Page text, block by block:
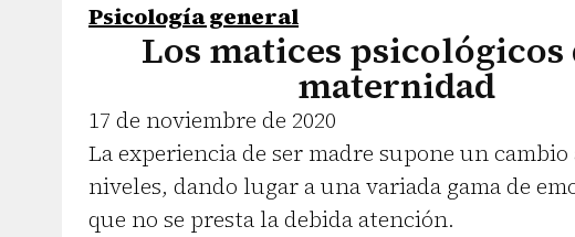
Psicología general
Los matices psicológicos
maternidad
17 de noviembre de 2020
La experiencia de ser madre supone un cambio
niveles, dando lugar a una variada gama de
que no se presta la debida atención.